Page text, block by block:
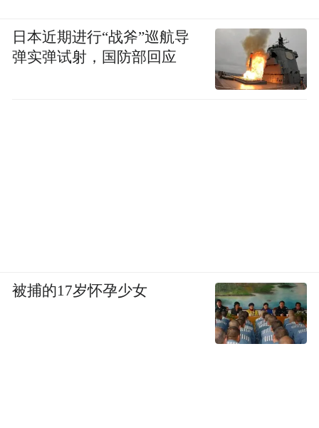
日本近期进行“战斧”巡航导
弹实弹试射，国防部回应
被捕的17岁怀孕少女